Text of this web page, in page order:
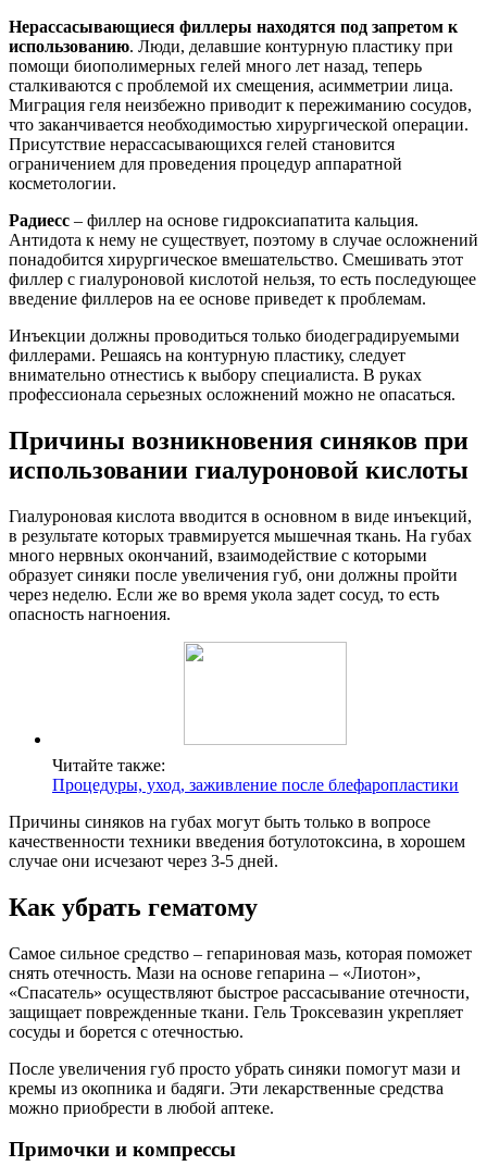
Нерассасывающиеся филлеры находятся под запретом к
использованию. Люди, делавшие контурную пластику при
помощи биополимерных гелей много лет назад, теперь
сталкиваются с проблемой их смещения, асимметрии лица.
Миграция геля неизбежно приводит к пережиманию сосудов,
что заканчивается необходимостью хирургической операции.
Присутствие нерассасывающихся гелей становится
ограничением для проведения процедур аппаратной
косметологии.
Радиесс – филлер на основе гидроксиапатита кальция.
Антидота к нему не существует, поэтому в случае осложнений
понадобится хирургическое вмешательство. Смешивать этот
филлер с гиалуроновой кислотой нельзя, то есть последующее
введение филлеров на ее основе приведет к проблемам.
Инъекции должны проводиться только биодеградируемыми
филлерами. Решаясь на контурную пластику, следует
внимательно отнестись к выбору специалиста. В руках
профессионала серьезных осложнений можно не опасаться.
Причины возникновения синяков при
использовании гиалуроновой кислоты
Гиалуроновая кислота вводится в основном в виде инъекций,
в результате которых травмируется мышечная ткань. На губах
много нервных окончаний, взаимодействие с которыми
образует синяки после увеличения губ, они должны пройти
через неделю. Если же во время укола задет сосуд, то есть
опасность нагноения.
Читайте также:
Процедуры, уход, заживление после блефаропластики
Причины синяков на губах могут быть только в вопросе
качественности техники введения ботулотоксина, в хорошем
случае они исчезают через 3-5 дней.
Как убрать гематому
Самое сильное средство – гепариновая мазь, которая поможет
снять отечность. Мази на основе гепарина – «Лиотон»,
«Спасатель» осуществляют быстрое рассасывание отечности,
защищает поврежденные ткани. Гель Троксевазин укрепляет
сосуды и борется с отечностью.
После увеличения губ просто убрать синяки помогут мази и
кремы из окопника и бадяги. Эти лекарственные средства
можно приобрести в любой аптеке.
Примочки и компрессы